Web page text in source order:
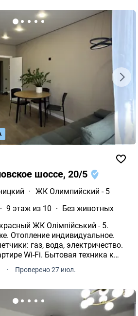
шоссе, 20/5
· ЖК Олимпийский - 5
9 этаж из 10
Без животных
- 5.
индивидуальное.
газ, вода, электричество.
Wi-Fi. Бытовая техника к
площадь составляет 56 кв.м.
20 кв.м. жилой площади. 20 кв.м. площадь кухни.
· Проверено 27 июл.